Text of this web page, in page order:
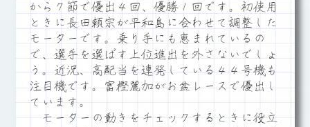
から７節で優出４回、優勝１回です。初使用
ときに長田頼宗が平和島に合わせて調整した
モーターです。乗り手にも恵まれているの
で、選手を選ばす上位進出を外さないでしょ
う。近況、高配当を連発している４４号機も
注目機です。富樫麗加がお盆レースで優出し
ています。
モーターの動きをチェックするときに役立